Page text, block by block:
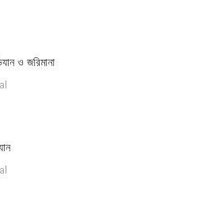
ও জরিমানা